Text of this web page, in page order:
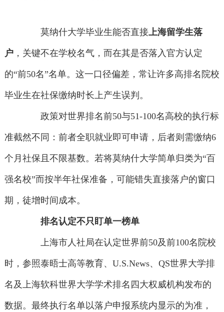
莫纳什大学毕业生能否直接上海留学生落
户，关键不在学校名气，而在其是否落入官方认定
的“前50名”名单。这一口径偏差，常让许多高排名院校
毕业生在社保缴纳时长上产生误判。
政策对世界排名前50与51-100名高校的执行标
准截然不同：前者全职就业即可申请，后者则需缴纳6
个月社保且不限基数。若将莫纳什大学简单归类为“百
强名校”而按半年社保准备，可能错失直接落户的窗口
期，徒增时间成本。
排名认定不只盯单一榜单
上海市人社局在认定世界前50及前100名院校
时，参照泰晤士高等教育、U.S.News、QS世界大学排
名及上海软科世界大学学术排名四大权威机构发布的
数据。最终执行名单以落户申报系统内显示的为准，